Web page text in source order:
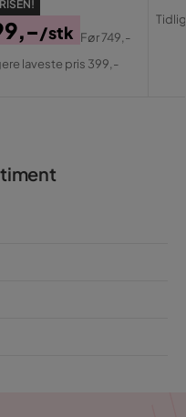
/stk Før749,-
laveste pris 399,-